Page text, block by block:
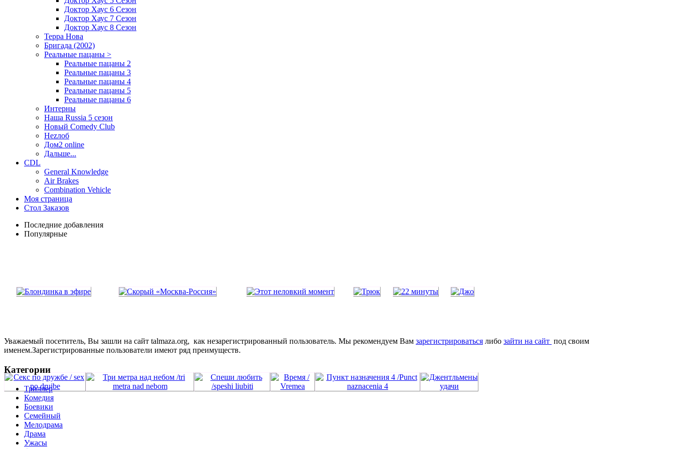
Доктор Хаус 6 Сезон
Доктор Хаус 7 Сезон
Доктор Хаус 8 Сезон
Терра Нова
Бригада (2002)
Реальные пацаны >
Реальные пацаны 2
Реальные пацаны 3
Реальные пацаны 4
Реальные пацаны 5
Реальные пацаны 6
Интерны
Наша Russia 5 сезон
Новый Comedy Club
Неzлоб
Дом2 online
Дальше...
CDL
General Knowledge
Air Brakes
Combination Vehicle
Моя страница
Стол Заказов
Последние добавления
Популярные
Уважаемый посетитель, Вы зашли на сайт talmaza.org, как незарегистрированный пользователь. Мы рекомендуем Вам зарегистрироваться либо зайти на сайт под своим
именем.Зарегистрированные пользователи имеют ряд преимуществ.
Категории
Триллер
Комедия
Боевики
Семейный
Мелодрама
Драма
Ужасы